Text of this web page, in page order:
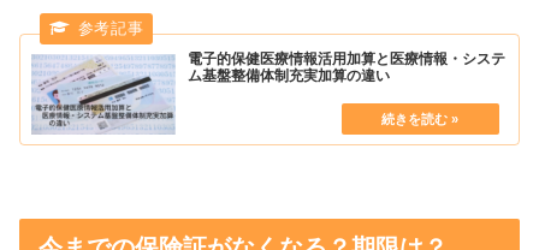
電子的保健医療情報活用加算と医療情報・システ
ム基盤整備体制充実加算の違い